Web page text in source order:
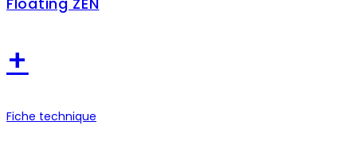
+
Fiche technique